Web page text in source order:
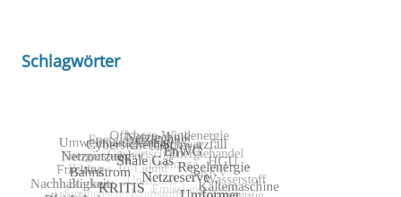
Schlagwörter